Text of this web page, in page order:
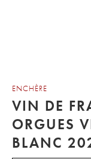
ENCHÈRE
VIN DE
ORGUES
BLANC